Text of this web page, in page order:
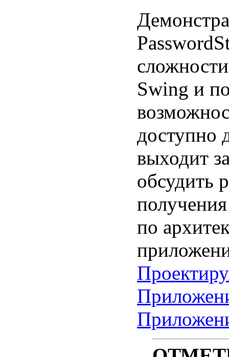
Swing и
доступно
выходит
обсудить
по